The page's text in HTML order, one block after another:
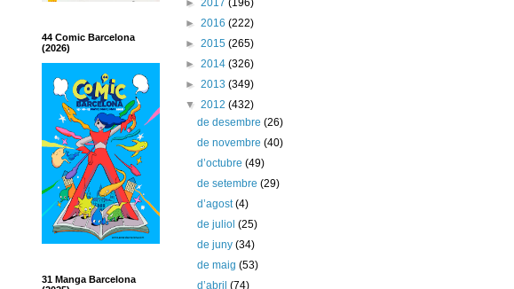
44 Comic Barcelona
(2026)
31 Manga Barcelona
► 2017 (196)
► 2016 (222)
► 2015 (265)
► 2014 (326)
► 2013 (349)
▼ 2012 (432)
de desembre(26)
de novembre(40)
d’octubre(49)
de setembre(29)
d’agost(4)
de juliol(25)
de juny(34)
de maig(53)
d’abril(74)